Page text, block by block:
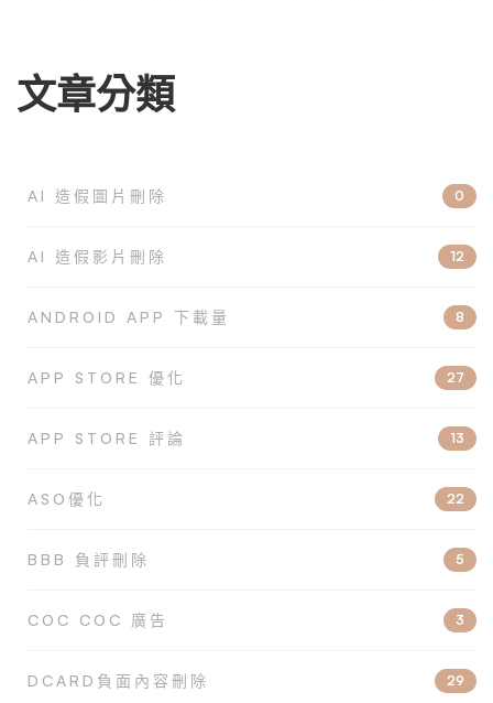
文章分類
AI 造假圖片刪除 0
AI 造假影片刪除 12
ANDROID APP 下載量 8
APP STORE 優化 27
APP STORE 評論 13
ASO優化 22
BBB 負評刪除 5
COC COC 廣告 3
DCARD負面內容刪除 29